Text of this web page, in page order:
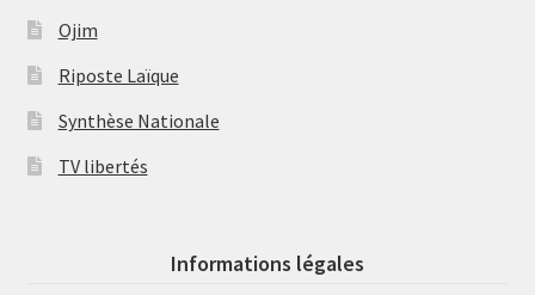
Ojim
Riposte Laïque
Synthèse Nationale
TV libertés
Informations légales